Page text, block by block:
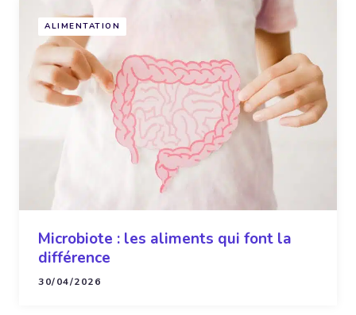
ALIMENTATION
Microbiote : les aliments qui font la
différence
30/04/2026